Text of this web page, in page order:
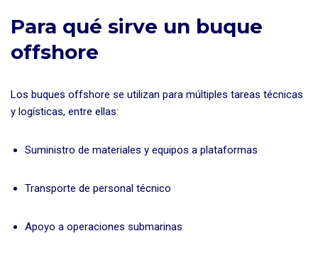
Para qué sirve un buque
offshore
Los buques offshore se utilizan para múltiples tareas técnicas
y logísticas, entre ellas:
Suministro de materiales y equipos a plataformas
Transporte de personal técnico
Apoyo a operaciones submarinas